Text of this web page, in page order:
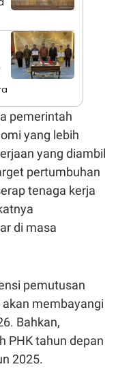
pemerintah
yang lebih
yang diambil
pertumbuhan
tenaga kerja
di masa
pemutusan
membayangi
Bahkan,
PHK tahun depan
2025.